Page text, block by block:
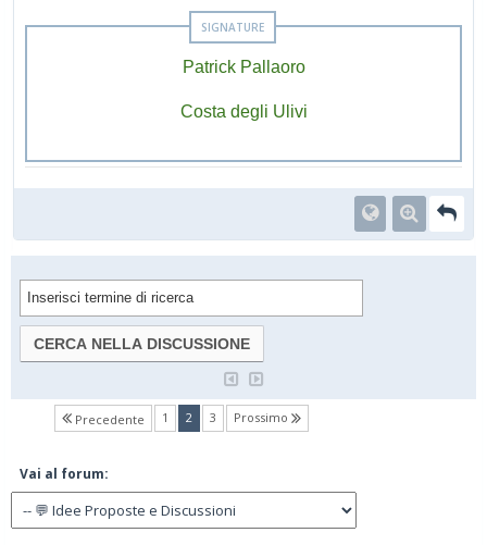
Patrick Pallaoro
Costa degli Ulivi
Precedente 1 2(current)
3 Prossimo
Vai al forum: